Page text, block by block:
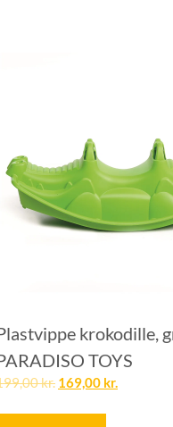
krokodille,
TOYS
kr. 169,00 kr.